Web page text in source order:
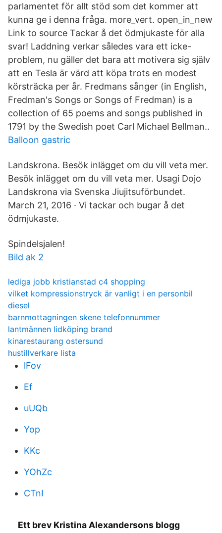
parlamentet för allt stöd som det kommer att
kunna ge i denna fråga. more_vert. open_in_new
Link to source Tackar å det ödmjukaste för alla
svar! Laddning verkar således vara ett icke-
problem, nu gäller det bara att motivera sig själv
att en Tesla är värd att köpa trots en modest
körsträcka per år. Fredmans sånger (in English,
Fredman's Songs or Songs of Fredman) is a
collection of 65 poems and songs published in
1791 by the Swedish poet Carl Michael Bellman..
Balloon gastric
Landskrona. Besök inlägget om du vill veta mer.
Besök inlägget om du vill veta mer. Usagi Dojo
Landskrona via Svenska Jiujitsuförbundet.
March 21, 2016 · Vi tackar och bugar å det
ödmjukaste.
Spindelsjalen!
Bild ak 2
lediga jobb kristianstad c4 shopping
vilket kompressionstryck är vanligt i en personbil
diesel
barnmottagningen skene telefonnummer
lantmännen lidköping brand
kinarestaurang ostersund
hustillverkare lista
lFov
Ef
uUQb
Yop
KKc
YOhZc
CTnI
Ett brev Kristina Alexandersons blogg